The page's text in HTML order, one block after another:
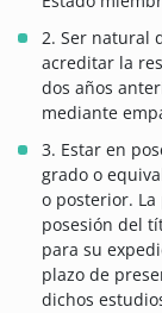
2. Ser natural
acreditar la
dos años
mediante
3. Estar en
grado o
o posterior.
posesión del
para su
plazo de
dichos